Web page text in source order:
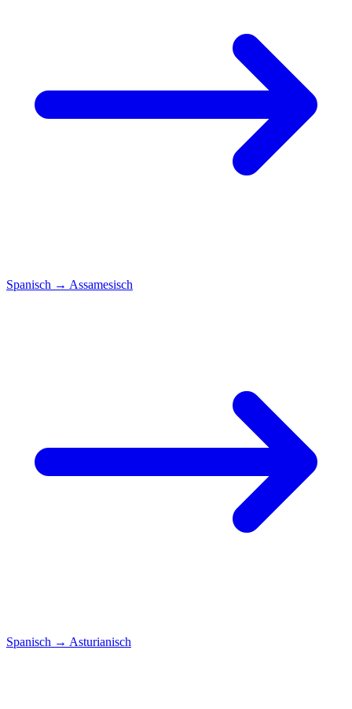
Spanisch → Assamesisch
Spanisch → Asturianisch